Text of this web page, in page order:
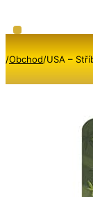
/Obchod/USA –